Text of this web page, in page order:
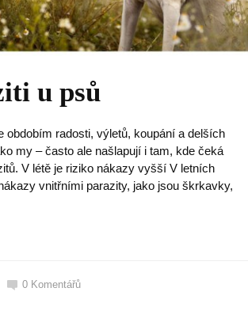
u psů
obdobím radosti, výletů, koupání a delších
my – často ale našlapují i tam, kde čeká
V létě je riziko nákazy vyšší V letních
vnitřními parazity, jako jsou škrkavky,
0 Komentářů